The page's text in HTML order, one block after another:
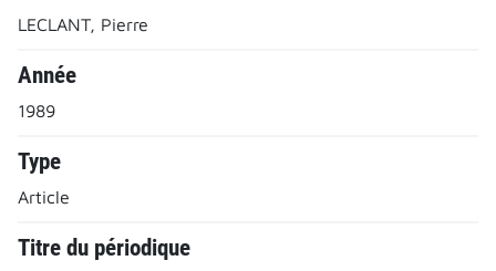
LECLANT, Pierre
Année
1989
Type
Article
Titre du périodique